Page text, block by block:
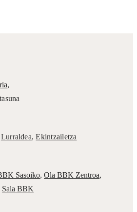
,
Lurraldea,Ekintzailetza
Sasoiko, Ola BBK Zentroa,
Sala BBK